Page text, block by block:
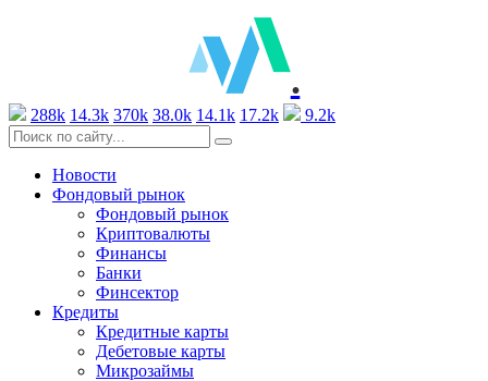
.
288k 14.3k 370k 38.0k 14.1k 17.2k 9.2k
Новости
Фондовый рынок
Фондовый рынок
Криптовалюты
Финансы
Банки
Финсектор
Кредиты
Кредитные карты
Дебетовые карты
Микрозаймы